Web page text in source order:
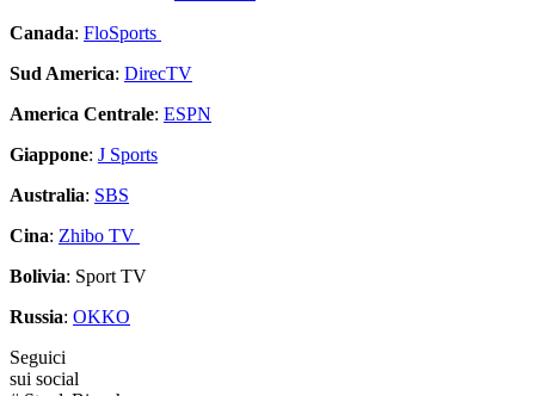
Canada: FloSports
Sud America: DirecTV
America Centrale: ESPN
Giappone: J Sports
Australia: SBS
Cina: Zhibo TV
Bolivia: Sport TV
Russia: OKKO
Seguici
sui social